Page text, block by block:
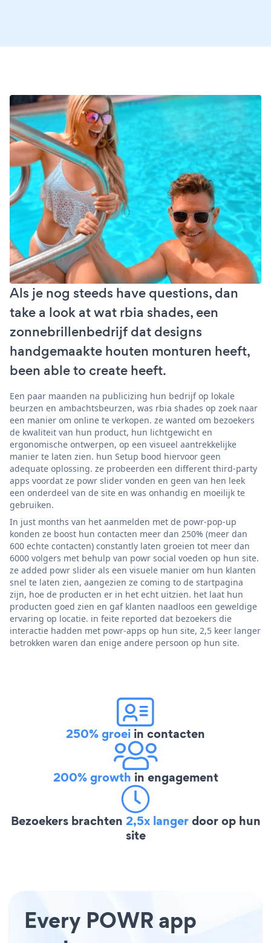
Als je nog steeds have questions, dan
take a look at wat rbia shades, een
zonnebrillenbedrijf dat designs
handgemaakte houten monturen heeft,
been able to create heeft.
Een paar maanden na publicizing hun bedrijf op lokale
beurzen en ambachtsbeurzen, was rbia shades op zoek naar
een manier om online te verkopen. ze wanted om bezoekers
de kwaliteit van hun product, hun lichtgewicht en
ergonomische ontwerpen, op een visueel aantrekkelijke
manier te laten zien. hun Setup bood hiervoor geen
adequate oplossing. ze probeerden een different third-party
apps voordat ze powr slider vonden en geen van hen leek
een onderdeel van de site en was onhandig en moeilijk te
gebruiken.
In just months van het aanmelden met de powr-pop-up
konden ze boost hun contacten meer dan 250% (meer dan
600 echte contacten) constantly laten groeien tot meer dan
6000 volgers met behulp van powr social voeden op hun site.
ze added powr slider als een visuele manier om hun klanten
snel te laten zien, aangezien ze coming to de startpagina
zijn, hoe de producten er in het echt uitzien. het laat hun
producten goed zien en gaf klanten naadloos een geweldige
ervaring op locatie. in feite reported dat bezoekers die
interactie hadden met powr-apps op hun site, 2,5 keer langer
betrokken waren dan enige andere persoon op hun site.
250% groei in contacten
200% growth in engagement
Bezoekers brachten 2,5x langerdoor op hun
site
Every POWR app